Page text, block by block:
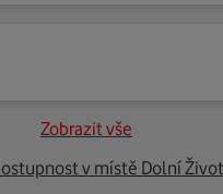
Zobrazit vše
v místě Dolní